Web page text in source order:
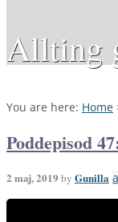
Allting
You are here: Home
Poddepisod
2 maj, 2019 by Gunilla